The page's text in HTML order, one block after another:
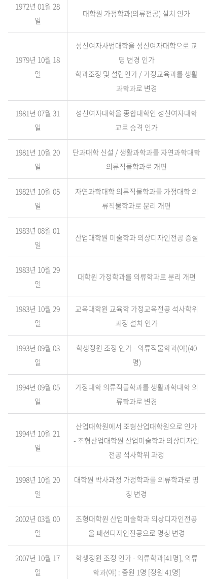
1972년 01월 28
일
대학원 가정학과(의류전공) 설치 인가
1979년 10월 18
일
성신여자사범대학을 성신여자대학으로 교
명 변경 인가
학과조정 및 설립인가 / 가정교육과를 생활
과학과로 변경
1981년 07월 31
일
성신여자대학을 종합대학인 성신여자대학
교로 승격 인가
1981년 10월 20
일
단과대학 신설 / 생활과학과를 자연과학대학
의류직물학과로 개편
1982년 10월 05
일
자연과학대학 의류직물학과를 가정대학 의
류직물학과로 분리 개편
1983년 08월 01
일
산업대학원 미술학과 의상디자인전공 증설
1983년 10월 29
일
대학원 가정학과를 의류학과로 분리 개편
1983년 10월 29
일
교육대학원 교육학 가정교육전공 석사학위
과정 설치 인가
1993년 09월 03
일
학생정원 조정 인가 - 의류직물학과(야)(40
명)
1994년 09월 05
일
가정대학 의류직물학과를 생활과학대학 의
류학과로 변경
1994년 10월 21
일
산업대학원에서 조형산업대학원으로 인가
- 조형산업대학원 산업미술학과 의상디자인
전공 석사학위 과정
1998년 10월 20
일
대학원 박사과정 가정학과를 의류학과로 명
칭 변경
2002년 03월 00
일
조형대학원 산업미술학과 의상디자인전공
을 패션디자인전공으로 명칭 변경
2007년 10월 17
일
학생정원 조정 인가 - 의류학과[41명], 의류
학과(야) : 증원 1명 [정원 41명]